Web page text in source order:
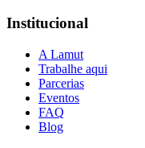
Institucional
A Lamut
Trabalhe aqui
Parcerias
Eventos
FAQ
Blog